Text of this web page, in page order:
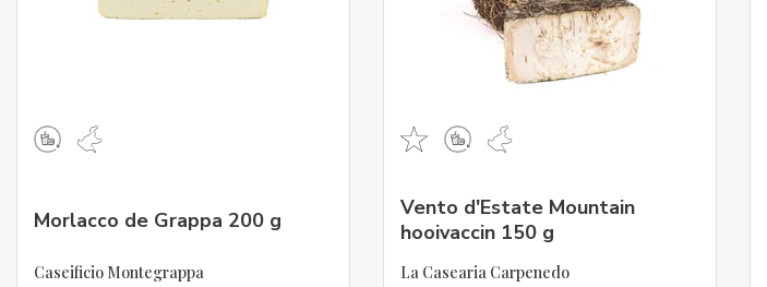
Morlacco de Grappa 200 g
Caseificio Montegrappa
Vento d'Estate Mountain
hooivaccin 150 g
La Casearia Carpenedo